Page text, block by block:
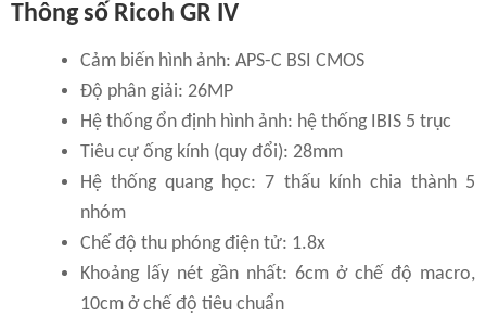
Thông số Ricoh GR IV
Cảm biến hình ảnh: APS-C BSI CMOS
Độ phân giải: 26MP
Hệ thống ổn định hình ảnh: hệ thống IBIS 5 trục
Tiêu cự ống kính (quy đổi): 28mm
Hệ thống quang học: 7 thấu kính chia thành 5
nhóm
Chế độ thu phóng điện tử: 1.8x
Khoảng lấy nét gần nhất: 6cm ở chế độ macro,
10cm ở chế độ tiêu chuẩn